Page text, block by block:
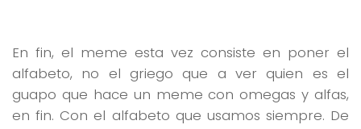
En fin, el meme esta vez consiste en poner el
alfabeto, no el griego que a ver quien es el
guapo que hace un meme con omegas y alfas,
en fin. Con el alfabeto que usamos siempre. De